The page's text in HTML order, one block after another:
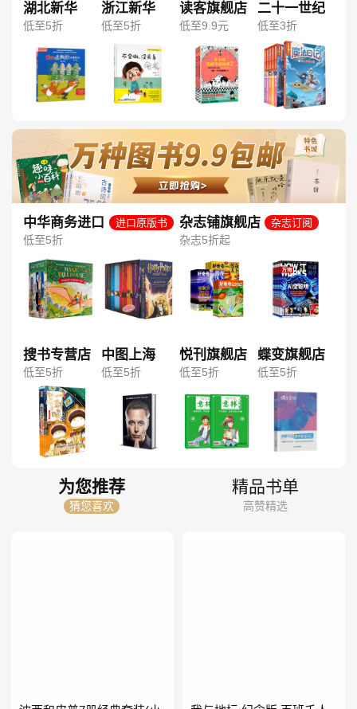
湖北新华
低至5折
浙江新华
低至5折
读客旗舰店
低至9.9元
二十一世纪
低至3折
中华商务进口
图书旗舰店
进口原版书
低至5折
杂志铺旗舰店 杂志订阅
杂志5折起
搜书专营店
低至5折
中图上海
低至5折
悦刊旗舰店
低至5折
蝶变旗舰店
低至5折
为您推荐
猜您喜欢
精品书单
高赞精选